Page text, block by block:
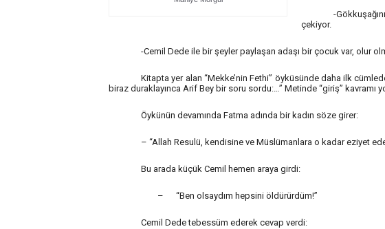
-
çekiyor.
-Cemil Dede ile bir şeyler paylaşan adaşı bir çocuk var, olur
Kitapta yer alan “Mekke’nin Fethi” öyküsünde daha ilk
biraz duraklayınca Arif Bey bir soru sordu:…” Metinde “giriş” kavramı
Öykünün devamında Fatma adında bir kadın söze girer:
– “Allah Resulü, kendisine ve Müslümanlara o kadar eziyet
Bu arada küçük Cemil hemen araya girdi:
– “Ben olsaydım hepsini öldürürdüm!”
Cemil Dede tebessüm ederek cevap verdi:
Sarıyer Bentler ve Kemerler –
2 Bin Yıllık Kayıp Tarih -